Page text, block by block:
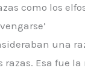
como los
una
razas. Esa fue